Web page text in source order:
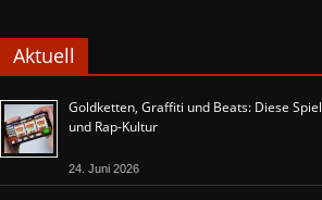
Aktuell
Goldketten, Graffiti und Beats: Diese
und Rap-Kultur
24. Juni 2026